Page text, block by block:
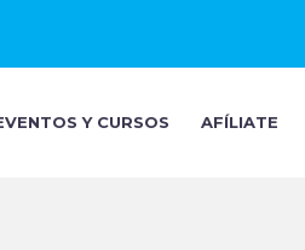
Y CURSOS AFÍLIATE